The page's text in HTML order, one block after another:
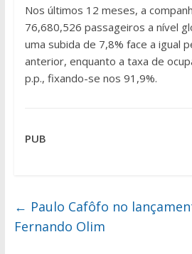
Nos últimos 12 meses, a
76,680,526 passageiros a nível
uma subida de 7,8% face a igual
anterior, enquanto a taxa de
p.p., fixando-se nos 91,9%.
PUB
← Paulo Cafôfo no
Fernando Olim